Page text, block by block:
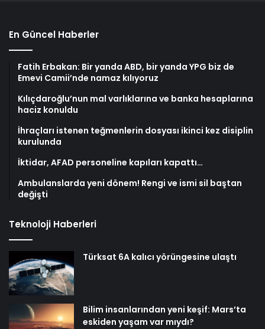
En Güncel Haberler
Fatih Erbakan: Bir yanda ABD, bir yanda YPG biz de
Emevi Camii’nde namaz kılıyoruz
Kılıçdaroğlu’nun mal varlıklarına ve banka hesaplarına
haciz konuldu
İhraçları istenen teğmenlerin dosyası ikinci kez disiplin
kurulunda
İktidar, AFAD personeline kapıları kapattı…
Ambulanslarda yeni dönem! Rengi ve ismi sil baştan
değişti
Teknoloji Haberleri
Türksat 6A kalıcı yörüngesine ulaştı
Bilim insanlarından yeni keşif: Mars’ta
eskiden yaşam var mıydı?